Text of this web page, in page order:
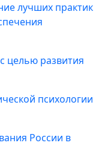
лучших практик
целью развития
психологии
России в